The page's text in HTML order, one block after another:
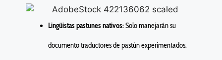
Lingüistas pastunes nativos:Solo manejarán su
documento traductores de pastún experimentados.